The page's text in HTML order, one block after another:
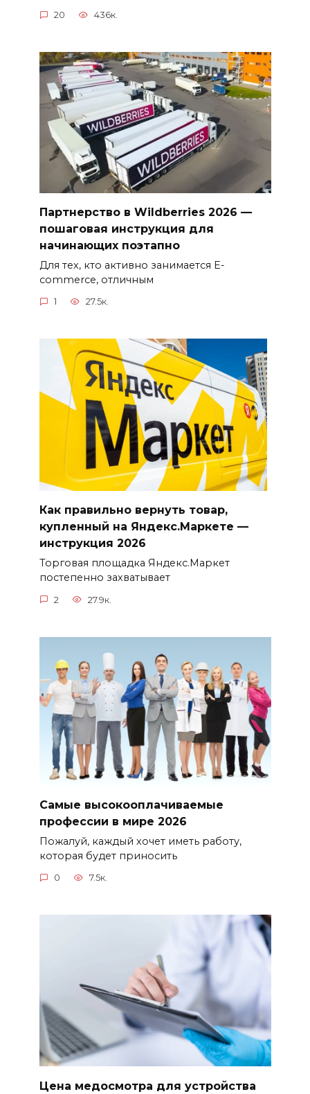
20 436к.
Партнерство в Wildberries 2026 —
пошаговая инструкция для
начинающих поэтапно
Для тех, кто активно занимается E-
commerce, отличным
1 27.5к.
Как правильно вернуть товар,
купленный на Яндекс.Маркете —
инструкция 2026
Торговая площадка Яндекс.Маркет
постепенно захватывает
2 27.9к.
Самые высокооплачиваемые
профессии в мире 2026
Пожалуй, каждый хочет иметь работу,
которая будет приносить
0 7.5к.
Цена медосмотра для устройства